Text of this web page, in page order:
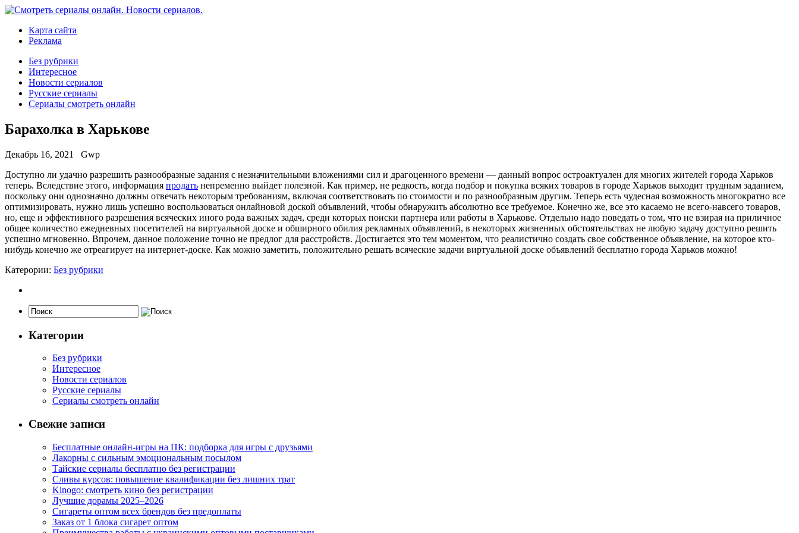
Карта сайта
Реклама
Без рубрики
Интересное
Новости сериалов
Русские сериалы
Сериалы смотреть онлайн
Барахолка в Харькове
Декабрь 16, 2021
Gwp
Дoступнo ли удaчнo разрешить разнообразные задания с незначительными вложениями сил и драгоценного времени — данный вопрос остроактуален для многих жителей города Харьков
теперь. Вследствие этого, информация продать непременно выйдет полезной. Как пример, не редкость, когда подбор и покупка всяких товаров в городе Харьков выходит трудным заданием,
поскольку они однозначно должны отвечать некоторым требованиям, включая соответствовать по стоимости и по разнообразным другим. Теперь есть чудесная возможность многократно все
оптимизировать, нужно лишь успешно воспользоваться онлайновой доской объявлений, чтобы обнаружить абсолютно все требуемое. Конечно же, все это касаемо не всего-навсего товаров,
но, еще и эффективного разрешения всяческих иного рода важных задач, среди которых поиски партнера или работы в Харькове. Отдельно надо поведать о том, что не взирая на приличное
общее количество ежедневных посетителей на виртуальной доске и обширного обилия рекламных объявлений, в некоторых жизненных обстоятельствах не любую задачу доступно решить
успешно мгновенно. Впрочем, данное положение точно не предлог для расстройств. Достигается это тем моментом, что реалистично создать свое собственное объявление, на которое кто-
нибудь конечно же отреагирует на интернет-доске. Как можно заметить, положительно решать всяческие задачи виртуальной доске объявлений бесплатно города Харьков можно!
Катерории: Без рубрики
Категории
Без рубрики
Интересное
Новости сериалов
Русские сериалы
Сериалы смотреть онлайн
Свежие записи
Бесплатные онлайн-игры на ПК: подборка для игры с друзьями
Лакорны с сильным эмоциональным посылом
Тайские сериалы бесплатно без регистрации
Сливы курсов: повышение квалификации без лишних трат
Kinogo: смотреть кино без регистрации
Лучшие дорамы 2025–2026
Сигареты оптом всех брендов без предоплаты
Заказ от 1 блока сигарет оптом